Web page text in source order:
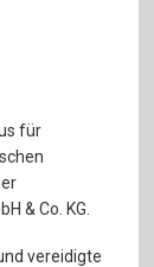
für
& Co. KG.
vereidigte